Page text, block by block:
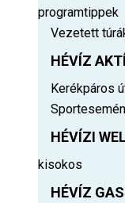
programtippek
Vezetett
HÉVÍZ
Kerékpáros
HÉVÍZI
kisokos
HÉVÍZ